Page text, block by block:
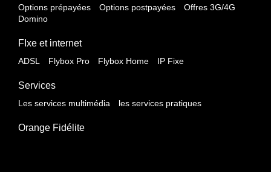
Options prépayées Options postpayées
Offres 3G/4G
Domino
FIxe et internet
ADSL Flybox Pro Flybox Home IP Fixe
Services
Les services multimédia les services pratiques
Orange Fidélite